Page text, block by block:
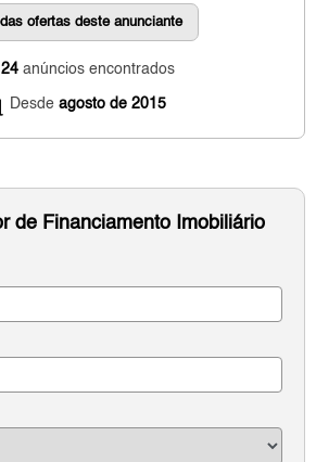
ofertas deste anunciante
24 anúncios encontrados
Desde agosto de 2015
de Financiamento Imobiliário